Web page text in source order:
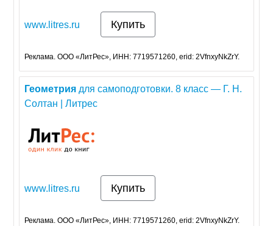
www.litres.ru Купить
Реклама. ООО «ЛитРес», ИНН: 7719571260, erid: 2VfnxyNkZrY.
Геометрия для самоподготовки. 8 класс — Г. Н.
Солтан | Литрес
www.litres.ru Купить
Реклама. ООО «ЛитРес», ИНН: 7719571260, erid: 2VfnxyNkZrY.